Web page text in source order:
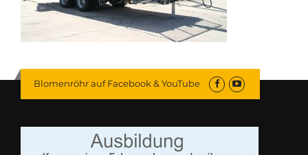
Blomenröhr auf Facebook & YouTube